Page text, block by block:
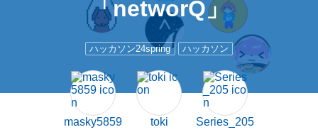
「networQ」
ハッカソン24spring ハッカソン
masky5859 toki Series_205